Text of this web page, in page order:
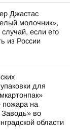
Джастас
молочник»,
если его
из России
для
пожара на
Заводь» во
области